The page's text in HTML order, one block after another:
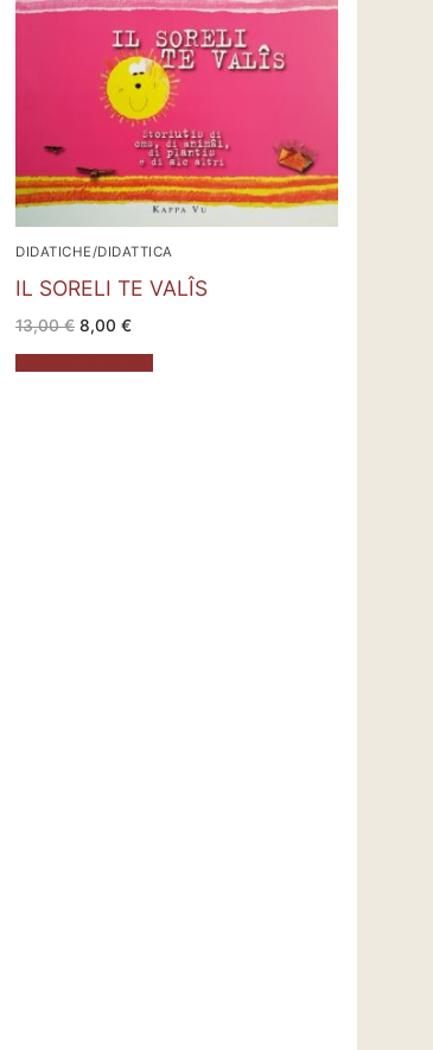
DIDATICHE/DIDATTICA
IL SORELI TE VALÎS
13,00€ Il
prezzo
originale
era:
8,00 €Il
attuale
è: